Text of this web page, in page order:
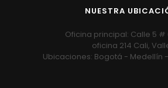
NUESTRA
Oficina principal: Calle 5 #
oficina 214 Cali,
Ubicaciones: Bogotá - Medellín